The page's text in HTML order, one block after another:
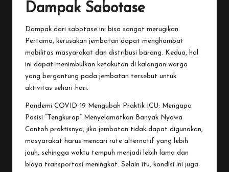
Dampak Sabotase
Dampak dari sabotase ini bisa sangat merugikan.
Pertama, kerusakan jembatan dapat menghambat
mobilitas masyarakat dan distribusi barang. Kedua, hal
ini dapat menimbulkan ketakutan di kalangan warga
yang bergantung pada jembatan tersebut untuk
aktivitas sehari-hari.
Pandemi COVID-19 Mengubah Praktik ICU: Mengapa
Posisi “Tengkurap” Menyelamatkan Banyak Nyawa
Contoh praktisnya, jika jembatan tidak dapat digunakan,
masyarakat harus mencari rute alternatif yang lebih
jauh, sehingga waktu tempuh menjadi lebih lama dan
biaya transportasi meningkat. Selain itu, kondisi ini juga